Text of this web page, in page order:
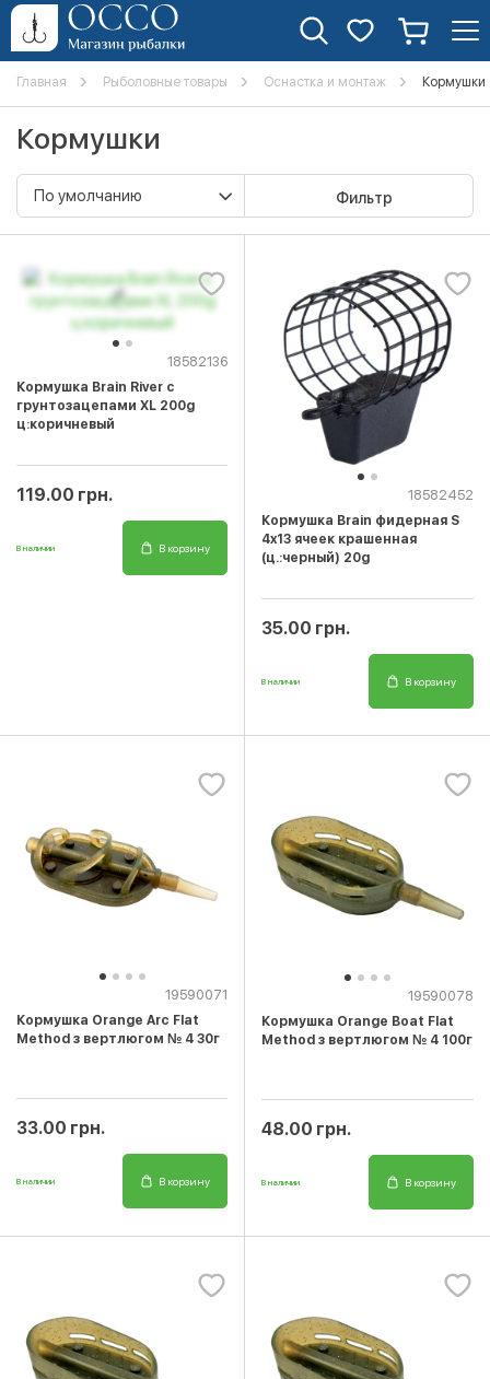
Главная Рыболовные товары Оснастка и монтаж Кормушки
Кормушки
Фильтр
18582136
Кормушка Brain River с
грунтозацепами XL 200g
ц:коричневый
119.00 грн.
В наличии В корзину
18582452
Кормушка Brain фидерная S
4x13 ячеек крашенная
(ц.:черный) 20g
35.00 грн.
В наличии В корзину
19590071
Кормушка Orange Arc Flat
Method з вертлюгом № 4 30г
33.00 грн.
В наличии В корзину
19590078
Кормушка Orange Boat Flat
Method з вертлюгом № 4 100г
48.00 грн.
В наличии В корзину